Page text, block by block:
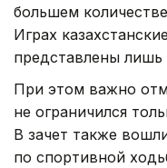
большем
Играх
представлены лишь
При этом важно
не ограничился
В зачет также
по спортивной